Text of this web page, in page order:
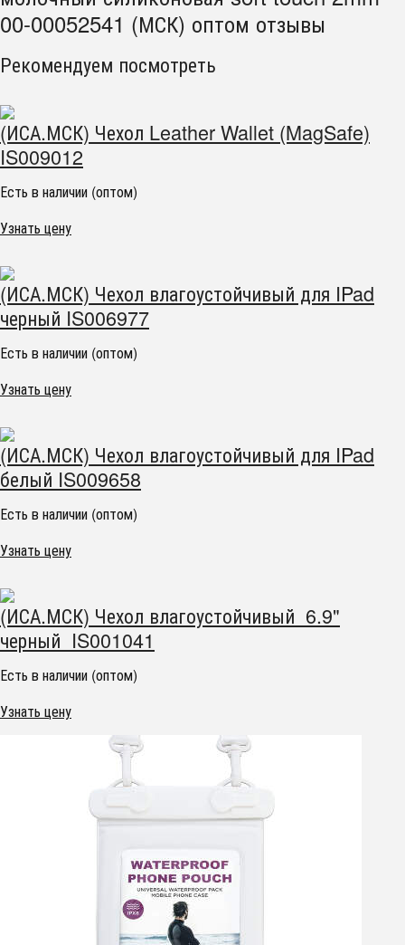
00-00052541 (МСК) оптом отзывы
Рекомендуем посмотреть
(ИСА.МСК) Чехол Leather Wallet (MagSafe)
IS009012
Есть в наличии (оптом)
Узнать цену
(ИСА.МСК) Чехол влагоустойчивый для IPad
черный IS006977
Есть в наличии (оптом)
Узнать цену
(ИСА.МСК) Чехол влагоустойчивый для IPad
белый IS009658
Есть в наличии (оптом)
Узнать цену
(ИСА.МСК) Чехол влагоустойчивый 6.9"
черный IS001041
Есть в наличии (оптом)
Узнать цену